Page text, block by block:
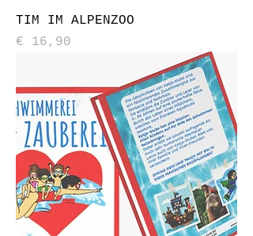
TIM IM ALPENZOO
Preis
€ 16,90